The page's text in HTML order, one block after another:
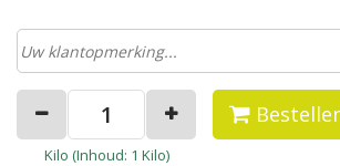
Kilo (Inhoud: 1 Kilo)